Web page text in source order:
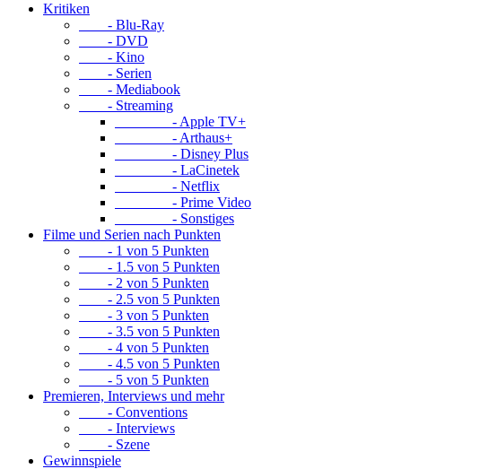
Kritiken
- Blu-Ray
- DVD
- Kino
- Serien
- Mediabook
- Streaming
- Apple TV+
- Arthaus+
- Disney Plus
- LaCinetek
- Netflix
- Prime Video
- Sonstiges
Filme und Serien nach Punkten
- 1 von 5 Punkten
- 1.5 von 5 Punkten
- 2 von 5 Punkten
- 2.5 von 5 Punkten
- 3 von 5 Punkten
- 3.5 von 5 Punkten
- 4 von 5 Punkten
- 4.5 von 5 Punkten
- 5 von 5 Punkten
Premieren, Interviews und mehr
- Conventions
- Interviews
- Szene
Gewinnspiele